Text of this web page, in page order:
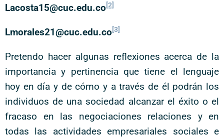
Lacosta15@cuc.edu.co [2]
Lmorales21@cuc.edu.co [3]
Pretendo hacer algunas reflexiones acerca de la
importancia y pertinencia que tiene el lenguaje
hoy en día y de cómo y a través de él podrán los
individuos de una sociedad alcanzar el éxito o el
fracaso en las negociaciones relaciones y en
todas las actividades empresariales sociales e